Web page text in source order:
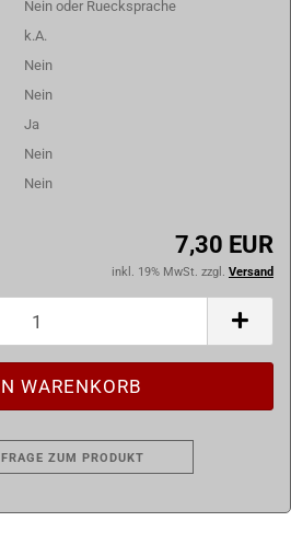
Nein oder Ruecksprache
k.A.
Nein
Nein
Ja
Nein
Nein
7,30 EUR
inkl. 19% MwSt. zzgl. Versand
FRAGE ZUM PRODUKT